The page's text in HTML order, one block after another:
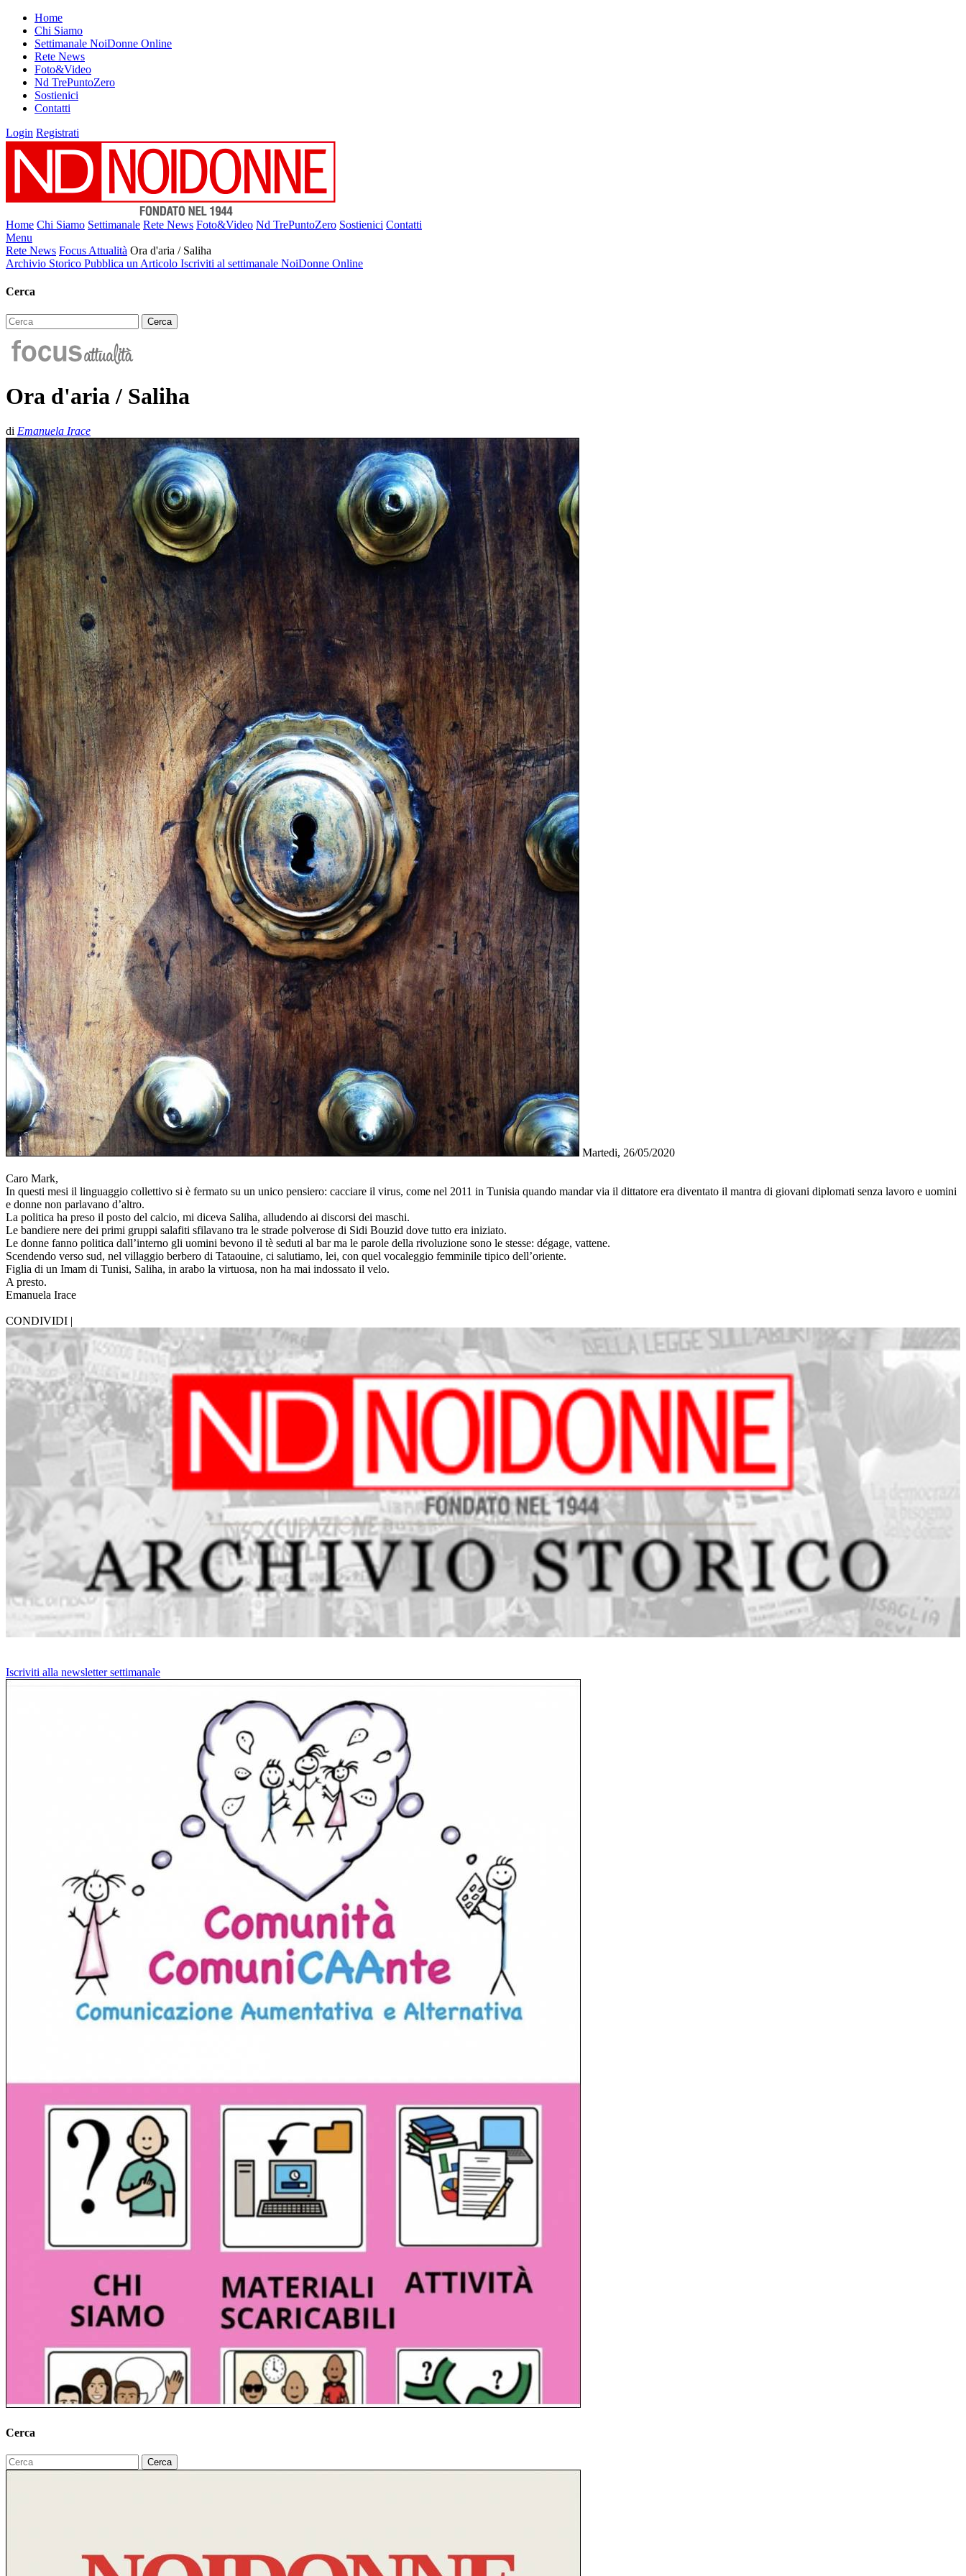
Home
Chi Siamo
Settimanale NoiDonne Online
Rete News
Foto&Video
Nd TrePuntoZero
Sostienici
Contatti
Login Registrati
Home Chi Siamo Settimanale Rete News Foto&Video Nd TrePuntoZero Sostienici Contatti
Menu
Rete News Focus Attualità Ora d'aria / Saliha
Archivio Storico Pubblica un Articolo Iscriviti al settimanale NoiDonne Online
Cerca
Ora d'aria / Saliha
di Emanuela Irace
Martedi, 26/05/2020
Caro Mark,
In questi mesi il linguaggio collettivo si è fermato su un unico pensiero: cacciare il virus, come nel 2011 in Tunisia quando mandar via il dittatore era diventato il mantra di giovani diplomati senza lavoro e uomini
e donne non parlavano d’altro.
La politica ha preso il posto del calcio, mi diceva Saliha, alludendo ai discorsi dei maschi.
Le bandiere nere dei primi gruppi salafiti sfilavano tra le strade polverose di Sidi Bouzid dove tutto era iniziato.
Le donne fanno politica dall’interno gli uomini bevono il tè seduti al bar ma le parole della rivoluzione sono le stesse: dégage, vattene.
Scendendo verso sud, nel villaggio berbero di Tataouine, ci salutiamo, lei, con quel vocaleggio femminile tipico dell’oriente.
Figlia di un Imam di Tunisi, Saliha, in arabo la virtuosa, non ha mai indossato il velo.
A presto.
Emanuela Irace
CONDIVIDI |
Iscriviti alla newsletter settimanale
Cerca